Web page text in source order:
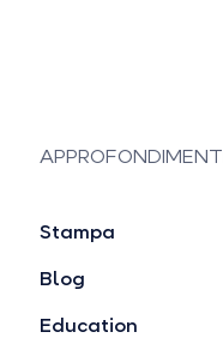
Stampa
Blog
Education